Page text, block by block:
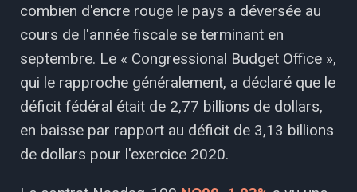
combien d'encre rouge le pays a déversée au
cours de l'année fiscale se terminant en
septembre. Le « Congressional Budget Office »,
qui le rapproche généralement, a déclaré que le
déficit fédéral était de 2,77 billions de dollars,
en baisse par rapport au déficit de 3,13 billions
de dollars pour l'exercice 2020.